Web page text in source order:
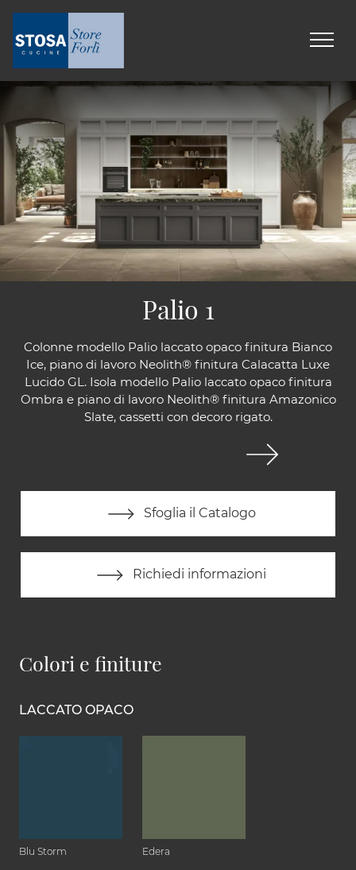
Colonne modello Palio laccato opaco finitura Bianco
Ice, piano di lavoro Neolith® finitura Calacatta Luxe
Lucido GL. Isola modello Palio laccato opaco finitura
Ombra e piano di lavoro Neolith® finitura Amazonico
Slate, cassetti con decoro rigato.
Sfoglia il Catalogo
Richiedi informazioni
Palio 1
Colori e finiture
LACCATO OPACO
Blu Storm Edera